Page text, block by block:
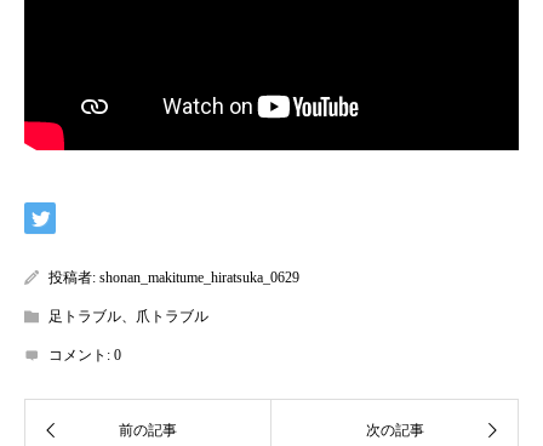
投稿者: shonan_makitume_hiratsuka_0629
足トラブル、爪トラブル
コメント: 0